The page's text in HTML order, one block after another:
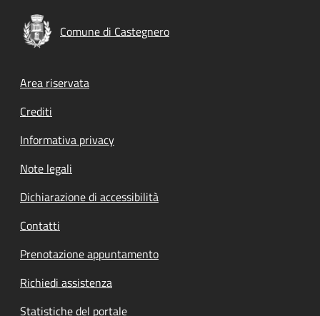
Comune di Castegnero
Footer menu
Area riservata
Crediti
Informativa privacy
Note legali
Dichiarazione di accessibilità
Contatti
Prenotazione appuntamento
Richiedi assistenza
Statistiche del portale